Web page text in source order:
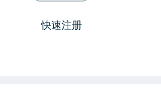
快速注册